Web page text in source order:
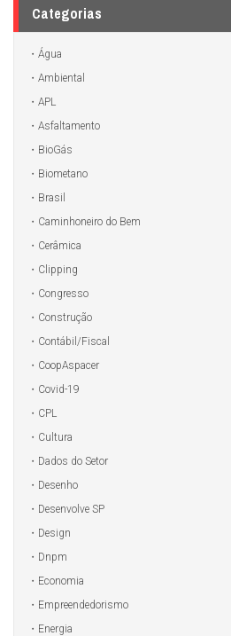
Categorias
Água
Ambiental
APL
Asfaltamento
BioGás
Biometano
Brasil
Caminhoneiro do Bem
Cerâmica
Clipping
Congresso
Construção
Contábil/Fiscal
CoopAspacer
Covid-19
CPL
Cultura
Dados do Setor
Desenho
Desenvolve SP
Design
Dnpm
Economia
Empreendedorismo
Energia